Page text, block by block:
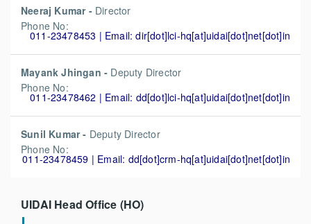
Neeraj Kumar - Director
Phone No:
011-23478453 | Email: dir[dot]lci-hq[at]uidai[dot]net[dot]in
Mayank Jhingan - Deputy Director
Phone No:
011-23478462 | Email: dd[dot]lci-hq[at]uidai[dot]net[dot]in
Sunil Kumar - Deputy Director
Phone No:
011-23478459 | Email: dd[dot]crm-hq[at]uidai[dot]net[dot]in
UIDAI Head Office (HO)